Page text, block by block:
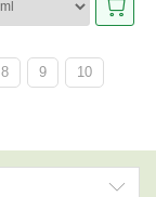
8 9 10